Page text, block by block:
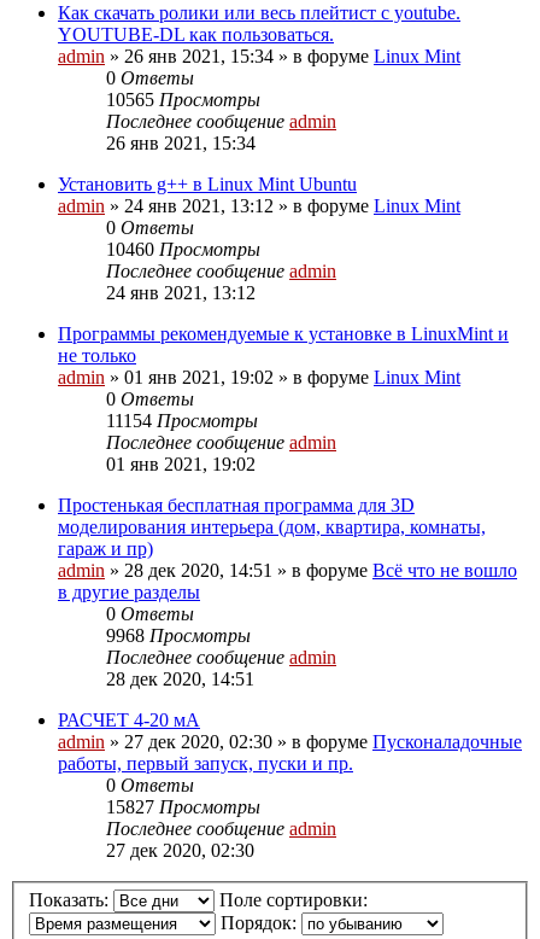
Как скачать ролики или весь плейтист с youtube.
YOUTUBE-DL как пользоваться.
admin » 26 янв 2021, 15:34 » в форуме Linux Mint
0 Ответы
10565 Просмотры
Последнее сообщение admin
26 янв 2021, 15:34
Установить g++ в Linux Mint Ubuntu
admin » 24 янв 2021, 13:12 » в форуме Linux Mint
0 Ответы
10460 Просмотры
Последнее сообщение admin
24 янв 2021, 13:12
Программы рекомендуемые к установке в LinuxMint и
не только
admin » 01 янв 2021, 19:02 » в форуме Linux Mint
0 Ответы
11154 Просмотры
Последнее сообщение admin
01 янв 2021, 19:02
Простенькая бесплатная программа для 3D
моделирования интерьера (дом, квартира, комнаты,
гараж и пр)
admin » 28 дек 2020, 14:51 » в форуме Всё что не вошло
в другие разделы
0 Ответы
9968 Просмотры
Последнее сообщение admin
28 дек 2020, 14:51
РАСЧЕТ 4-20 мА
admin » 27 дек 2020, 02:30 » в форуме Пусконаладочные
работы, первый запуск, пуски и пр.
0 Ответы
15827 Просмотры
Последнее сообщение admin
27 дек 2020, 02:30
Показать:
Поле сортировки:
Порядок: